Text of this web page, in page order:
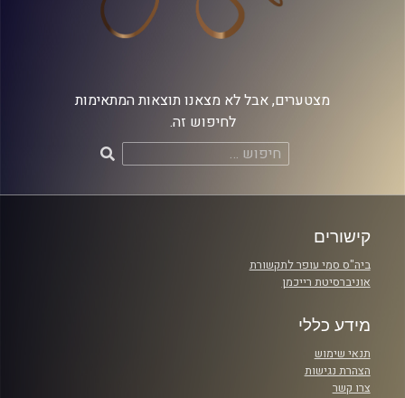
מצטערים, אבל לא מצאנו תוצאות המתאימות
לחיפוש זה.
חיפוש:
קישורים
ביה"ס סמי עופר לתקשורת
אוניברסיטת רייכמן
מידע כללי
תנאי שימוש
הצהרת נגישות
צרו קשר